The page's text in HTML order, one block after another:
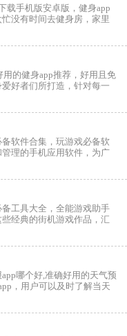
载手机版安卓版，健身app
没有时间去健身房，家里
们提供的，让用户的健身
的健身app推荐，好用且免
好者们所打造，针对每一
，全面的肌肉力量训练，
软件合集，玩游戏必备软
理的手机应用软件，为广
、安装、更新和管理服
工具大全，全能游戏助手
经典的街机游戏作品，汇
助，让玩家不再错过好游
哪个好,准确好用的天气预
，用户可以及时了解当天
突发天气的影响，软件还